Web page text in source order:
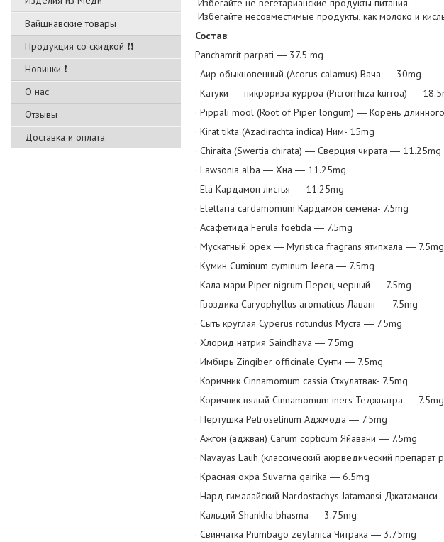
Вайшнавские товары
Продукция со скидкой ❗❗
Новинки ❗
О нас
Отзывы
Доставка и оплата
Избегайте не вегетарианские продукты питания.
Избегайте несовместимые продукты, как молоко и
Состав:
Panchamrit parpati ― 37.5 mg
· Аир обыкновенный (Acorus calamus) Вача ― 30mg
· Катуки ― пикрориза курроа (Picrorrhiza kurroa) ―
· Pippali mool (Root of Piper longum) ― Корень
· Kirat tikta (Azadirachta indica) Ним- 15mg
· Chiraita (Swertia chirata) ― Сверция чирата ― 11.25mg
· Lawsonia alba ― Хна ― 11.25mg
· Ela Кардамон листья ― 11.25mg
· Elettaria cardamomum Кардамон семена- 7.5mg
· Асафетида Ferula foetida ― 7.5mg
· Мускатный орех ― Myristica fragrans ятипxaлa ― 7.5mg
· Кумин Cuminum cyminum Jeera ― 7.5mg
· Кала мари Piper nigrum Перец черный ― 7.5mg
· Гвоздика Caryophyllus aromaticus Лаванг ― 7.5mg
· Сыть круглая Cyperus rotundus Муста ― 7.5mg
· Хлорид натрия Saindhava ― 7.5mg
· Имбирь Zingiber officinale Сунти ― 7.5mg
· Коричник Cinnamomum cassia Стхулатвак- 7.5mg
· Коричник вялый Cinnamomum iners Теджпатра ― 7.5mg
· Пертушка Petroselínum Аджмода ― 7.5mg
· Ажгон (аджван) Carum copticum Яйавани ― 7.5mg
· Navayas Lauh (классический аюрведический
· Красная охра Suvarna gairika ― 6.5mg
· Нард гималайский Nardostachys Jatamansi
· Кальций Shankha bhasma ― 3.75mg
· Свинчатка Piumbago zeylanica Читрака ― 3.75mg